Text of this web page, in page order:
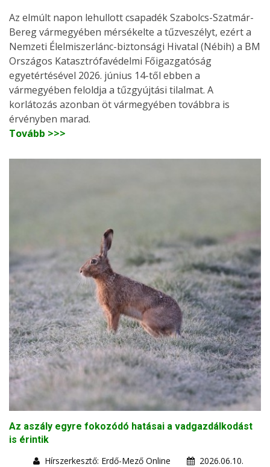
Az elmúlt napon lehullott csapadék Szabolcs-Szatmár-
Bereg vármegyében mérsékelte a tűzveszélyt, ezért a
Nemzeti Élelmiszerlánc-biztonsági Hivatal (Nébih) a BM
Országos Katasztrófavédelmi Főigazgatóság
egyetértésével 2026. június 14-től ebben a
vármegyében feloldja a tűzgyújtási tilalmat. A
korlátozás azonban öt vármegyében továbbra is
érvényben marad.
Tovább >>>
Az aszály egyre fokozódó hatásai a vadgazdálkodást
is érintik
Hírszerkesztő: Erdő-Mező Online
2026.06.10.